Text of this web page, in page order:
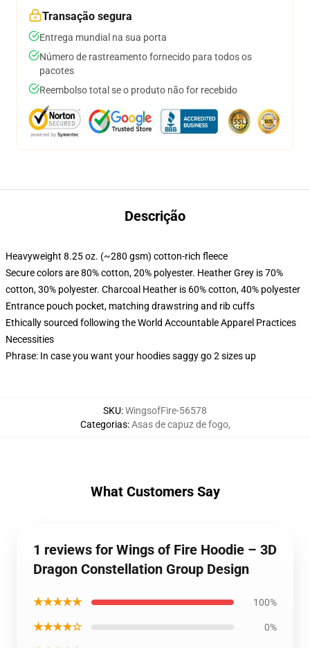
Transação segura
Entrega mundial na sua porta
Número de rastreamento fornecido para todos os
pacotes
Reembolso total se o produto não for recebido
Descrição
Heavyweight 8.25 oz. (~280 gsm) cotton-rich fleece
Secure colors are 80% cotton, 20% polyester. Heather Grey is 70%
cotton, 30% polyester. Charcoal Heather is 60% cotton, 40% polyester
Entrance pouch pocket, matching drawstring and rib cuffs
Ethically sourced following the World Accountable Apparel Practices
Necessities
Phrase: In case you want your hoodies saggy go 2 sizes up
SKU:WingsofFire-56578
Categorias:Asas de capuz de fogo,
What Customers Say
1 reviews for Wings of Fire Hoodie – 3D
Dragon Constellation Group Design
★★★★★ 100%
★★★★☆ 0%